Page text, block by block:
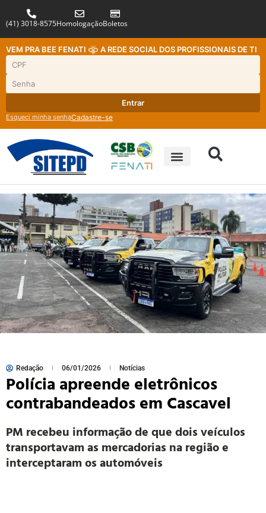
(41) 3018-8575HomologaçãoBoletos
VEM PRA BEE FENATI A REDE SOCIAL DOS PROFISSIONAIS DE TI
Entrar
Esqueci minha senhaCadastre-se
Redação 06/01/2026 Notícias
Polícia apreende eletrônicos
contrabandeados em Cascavel
PM recebeu informação de que dois veículos
transportavam as mercadorias na região e
interceptaram os automóveis